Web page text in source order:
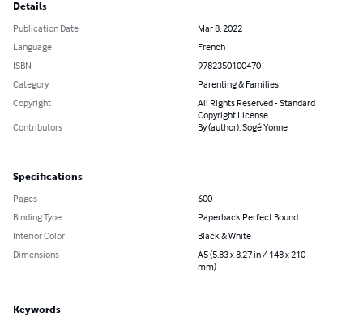
Details
Publication Date
Mar 8, 2022
Language
French
ISBN
9782350100470
Category
Parenting & Families
Copyright
All Rights Reserved - Standard
Copyright License
Contributors
By (author): Sogé Yonne
Specifications
Pages
600
Binding Type
Paperback Perfect Bound
Interior Color
Black & White
Dimensions
A5 (5.83 x 8.27 in / 148 x 210
mm)
Keywords